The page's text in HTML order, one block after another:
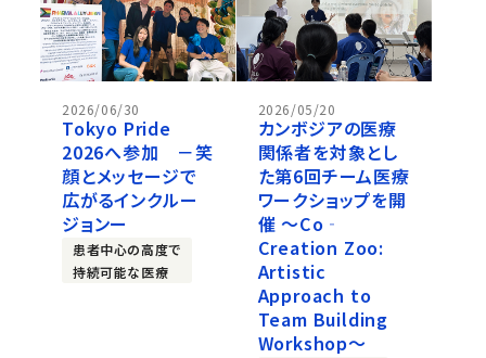
2026/06/30
Tokyo Pride
2026へ参加 －笑
顔とメッセージで
広がるインクルー
ジョンー
患者中心の高度で
持続可能な医療
2026/05/20
カンボジアの医療
関係者を対象とし
た第6回チーム医療
ワークショップを開
催 ～Co‐
Creation Zoo:
Artistic
Approach to
Team Building
Workshop～